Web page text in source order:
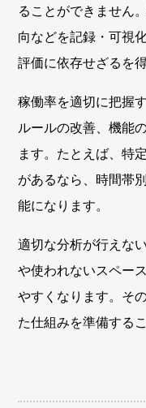
ることができません
向などを記録・可視
評価に依存せざるを
稼働率を適切に把握
ルールの改善、機能
ます。たとえば、特
があるなら、時間帯
能になります。
適切な分析が行えな
や使われないスペー
やすくなります。そ
た仕組みを準備する